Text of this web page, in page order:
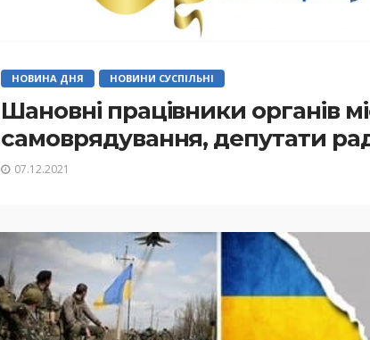
НОВИНА ДНЯ НОВИНИ СУСПІЛЬНІ
Шановні працівники органів
самоврядування, депутати
07.12.2021